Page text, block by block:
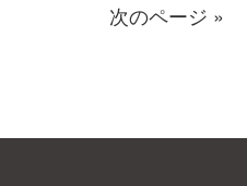
次のページ »